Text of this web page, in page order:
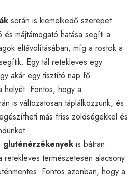
során is kiemelkedő szerepet
májtámogató hatása segíti a
eltávolításában, míg a rostok a
Egy tál retekleves egy
akár egy tisztító nap fő
helyét. Fontos, hogy a
is változatosan táplálkozzunk, és
más friss zöldségekkel és
gluténérzékenyek is bátran
retekleves természetesen alacsony
Fontos azonban, hogy a